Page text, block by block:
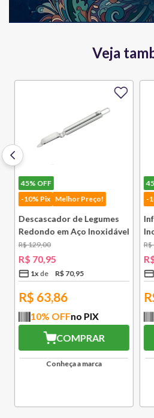
Veja
45%OFF
-10% Pix
Melhor Preço!
Descascador de Legumes
Redondo em Aço Inoxidável
131 mm Bsf
R$129,00
R$ 70,95
1x R$70,95
R$ 63,86
10% OFFno PIX
COMPRAR
Conheça a marca
-
R$
R$